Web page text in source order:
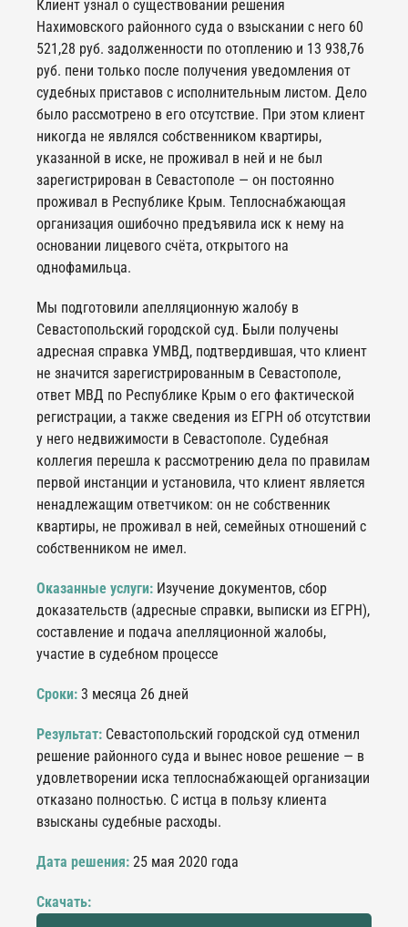
Клиент узнал о существовании решения
Нахимовского районного суда о взыскании с него 60
521,28 руб. задолженности по отоплению и 13 938,76
руб. пени только после получения уведомления от
судебных приставов с исполнительным листом. Дело
было рассмотрено в его отсутствие. При этом клиент
никогда не являлся собственником квартиры,
указанной в иске, не проживал в ней и не был
зарегистрирован в Севастополе — он постоянно
проживал в Республике Крым. Теплоснабжающая
организация ошибочно предъявила иск к нему на
основании лицевого счёта, открытого на
однофамильца.
Мы подготовили апелляционную жалобу в
Севастопольский городской суд. Были получены
адресная справка УМВД, подтвердившая, что клиент
не значится зарегистрированным в Севастополе,
ответ МВД по Республике Крым о его фактической
регистрации, а также сведения из ЕГРН об отсутствии
у него недвижимости в Севастополе. Судебная
коллегия перешла к рассмотрению дела по правилам
первой инстанции и установила, что клиент является
ненадлежащим ответчиком: он не собственник
квартиры, не проживал в ней, семейных отношений с
собственником не имел.
Оказанные услуги:Изучение документов, сбор
доказательств (адресные справки, выписки из ЕГРН),
составление и подача апелляционной жалобы,
участие в судебном процессе
Сроки:3 месяца 26 дней
Результат:Севастопольский городской суд отменил
решение районного суда и вынес новое решение — в
удовлетворении иска теплоснабжающей организации
отказано полностью. С истца в пользу клиента
взысканы судебные расходы.
Дата решения:25 мая 2020 года
Скачать: